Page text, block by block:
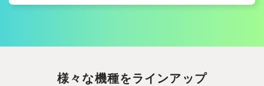
様々な機種をラインアップ